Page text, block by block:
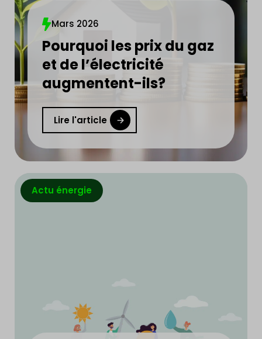
Mars 2026
Pourquoi les prix du gaz
et de l’électricité
augmentent-ils?
Lire l'article
Actu énergie